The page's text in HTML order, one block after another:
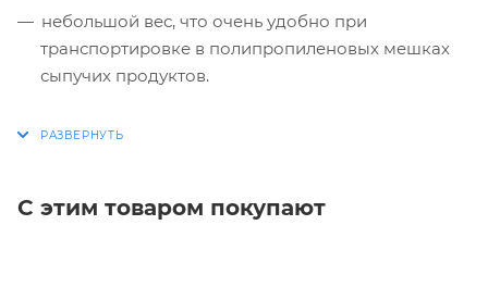
небольшой вес, что очень удобно при
транспортировке в полипропиленовых мешках
сыпучих продуктов.
С этим товаром покупают